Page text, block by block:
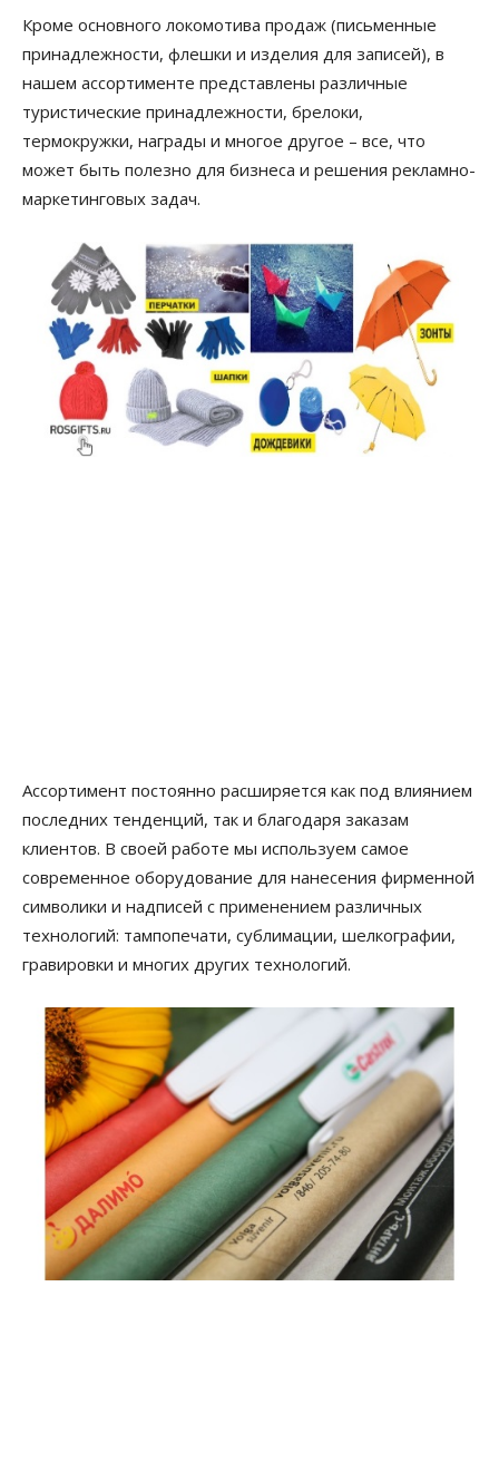
Кроме основного локомотива продаж (письменные
принадлежности, флешки и изделия для записей), в
нашем ассортименте представлены различные
туристические принадлежности, брелоки,
термокружки, награды и многое другое – все, что
может быть полезно для бизнеса и решения рекламно-
маркетинговых задач.
Ассортимент постоянно расширяется как под влиянием
последних тенденций, так и благодаря заказам
клиентов. В своей работе мы используем самое
современное оборудование для нанесения фирменной
символики и надписей с применением различных
технологий: тампопечати, сублимации, шелкографии,
гравировки и многих других технологий.